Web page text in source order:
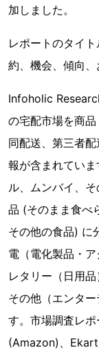
加しました。
レポートのタイ
約、機会、傾向
Infoholic
の宅配市場を商
同配送、第三者
報が含まれてい
ル、ムンバイ、
品 (そのまま食べ
その他の食品) に
電（電化製品・
レタリー（日用
その他（エンタ
す。市場調査レ
(Amazon)、